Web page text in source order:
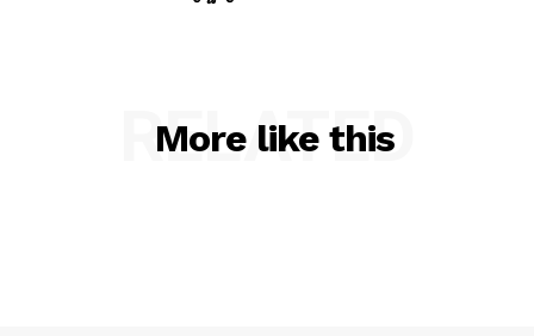
More like this
RELATED